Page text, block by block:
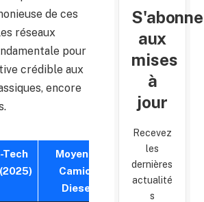
de ces
réseaux
pour
crédible aux
encore
Tech
Moyenne
Camion
Diesel
aux
mises
à
jour
Recevez
les
dernières
actualité
s